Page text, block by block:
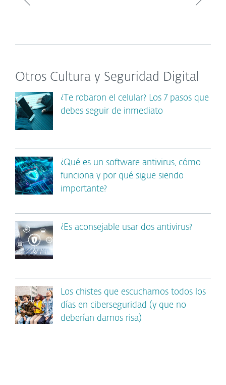
Otros Cultura y Seguridad Digital
¿Te robaron el celular? Los 7 pasos que
debes seguir de inmediato
¿Qué es un software antivirus, cómo
funciona y por qué sigue siendo
importante?
¿Es aconsejable usar dos antivirus?
Los chistes que escuchamos todos los
días en ciberseguridad (y que no
deberían darnos risa)